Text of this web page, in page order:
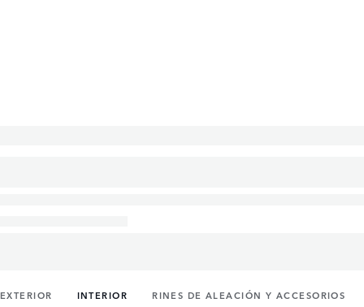
EXTERIOR INTERIOR RINES DE ALEACIÓN Y ACCESORIOS